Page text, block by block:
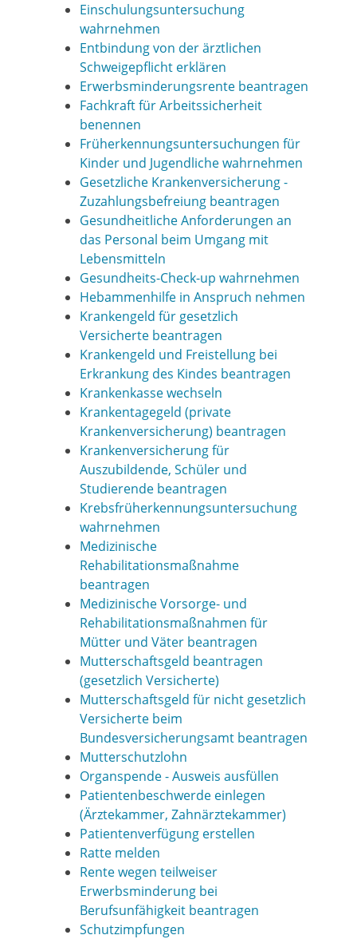
Einschulungsuntersuchung
wahrnehmen
Entbindung von der ärztlichen
Schweigepflicht erklären
Erwerbsminderungsrente beantragen
Fachkraft für Arbeitssicherheit
benennen
Früherkennungsuntersuchungen für
Kinder und Jugendliche wahrnehmen
Gesetzliche Krankenversicherung -
Zuzahlungsbefreiung beantragen
Gesundheitliche Anforderungen an
das Personal beim Umgang mit
Lebensmitteln
Gesundheits-Check-up wahrnehmen
Hebammenhilfe in Anspruch nehmen
Krankengeld für gesetzlich
Versicherte beantragen
Krankengeld und Freistellung bei
Erkrankung des Kindes beantragen
Krankenkasse wechseln
Krankentagegeld (private
Krankenversicherung) beantragen
Krankenversicherung für
Auszubildende, Schüler und
Studierende beantragen
Krebsfrüherkennungsuntersuchung
wahrnehmen
Medizinische
Rehabilitationsmaßnahme
beantragen
Medizinische Vorsorge- und
Rehabilitationsmaßnahmen für
Mütter und Väter beantragen
Mutterschaftsgeld beantragen
(gesetzlich Versicherte)
Mutterschaftsgeld für nicht gesetzlich
Versicherte beim
Bundesversicherungsamt beantragen
Mutterschutzlohn
Organspende - Ausweis ausfüllen
Patientenbeschwerde einlegen
(Ärztekammer, Zahnärztekammer)
Patientenverfügung erstellen
Ratte melden
Rente wegen teilweiser
Erwerbsminderung bei
Berufsunfähigkeit beantragen
Schutzimpfungen